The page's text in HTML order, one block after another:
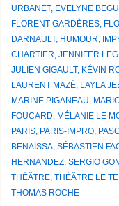
URBANET, EVELYNE
FLORENT GARDÈRES,
DARNAULT, HUMOUR,
CHARTIER, JENNIFER
JULIEN GIGAULT, KÉVIN
LAURENT MAZÉ, LAYLA
MARINE PIGANEAU,
FOUCARD, MÉLANIE LE
PARIS, PARIS-IMPRO,
BENAÏSSA, SÉBASTIEN
HERNANDEZ, SERGIO
THÉÂTRE, THÉÂTRE LE
THOMAS ROCHE